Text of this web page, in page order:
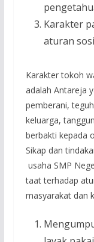
Karakter
aturan
Karakter tokoh
adalah Antareja
pemberani,
keluarga,
berbakti kepada
Sikap dan
usaha SMP
taat terhadap
masyarakat dan